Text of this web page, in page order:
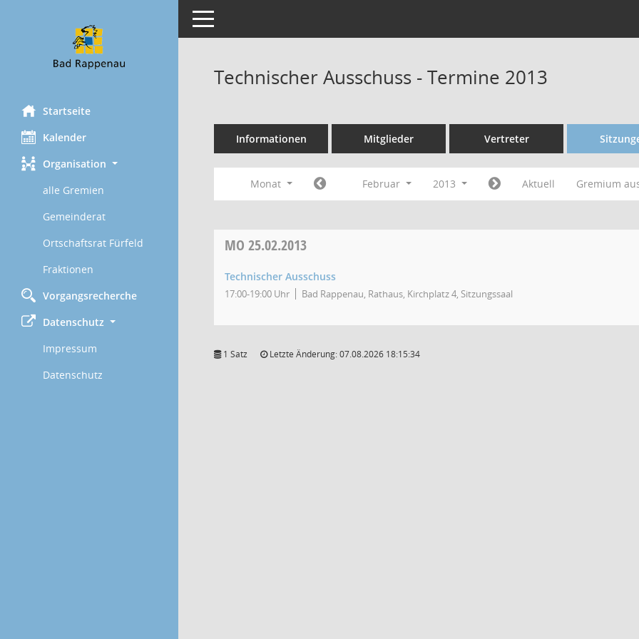
Startseite
Kalender
Organisation
alle Gremien
Gemeinderat
Ortschaftsrat Fürfeld
Fraktionen
Vorgangsrecherche
Datenschutz
Impressum
Datenschutz
Toggle navigation
Technischer Ausschuss - Termine 2013
Informationen Mitglieder Vertreter
Monat Februar 2013 Aktuell Gremium
MO 25.02.2013
Technischer Ausschuss
17:00-19:00 Uhr Bad Rappenau, Rathaus, Kirchplatz 4, Sitzungssaal
1 Satz Letzte Änderung: 07.08.2026 18:15:34